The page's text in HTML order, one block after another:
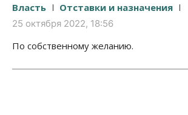
Власть Отставки и назначения
25 октября 2022, 18:56
По собственному желанию.